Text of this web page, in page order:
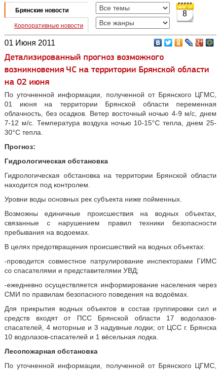
Брянские новости
Корпоративные новости
8
01 Июня 2011
Детализированный прогноз возможного
возникновения ЧС на территории Брянской области
на 02 июня
По уточненной информации, полученной от Брянского ЦГМС,
01 июня на территории Брянской области переменная
облачность, без осадков. Ветер восточный ночью 4-9 м/с, днем
7-12 м/с. Температура воздуха ночью 10-15°С тепла, днем 25-
30°С тепла.
Прогноз:
Гидрологическая обстановка
Гидрологическая обстановка на территории Брянской области
находится под контролем.
Уровни воды основных рек субъекта ниже пойменных.
Возможны единичные происшествия на водных объектах,
связанные с нарушением правил техники безопасности
пребывания на водоемах.
В целях предотвращения происшествий на водных объектах:
-проводится совместное патрулирование инспекторами ГИМС
со спасателями и представителями УВД;
-ежедневно осуществляется информирование населения через
СМИ по правилам безопасного поведения на водоёмах.
Для прикрытия водных объектов в состав группировки сил и
средств входят от ПСС Брянской области 17 водолазов-
спасателей, 4 моторные и 3 надувные лодки; от ЦСС г. Брянска
10 водолазов-спасателей и 1 вёсельная лодка.
Лесопожарная обстановка
По уточненной информации, полученной от Брянского ЦГМС,